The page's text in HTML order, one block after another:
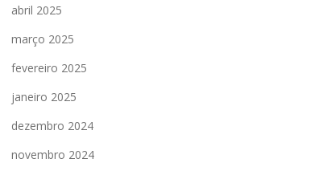
abril 2025
março 2025
fevereiro 2025
janeiro 2025
dezembro 2024
novembro 2024